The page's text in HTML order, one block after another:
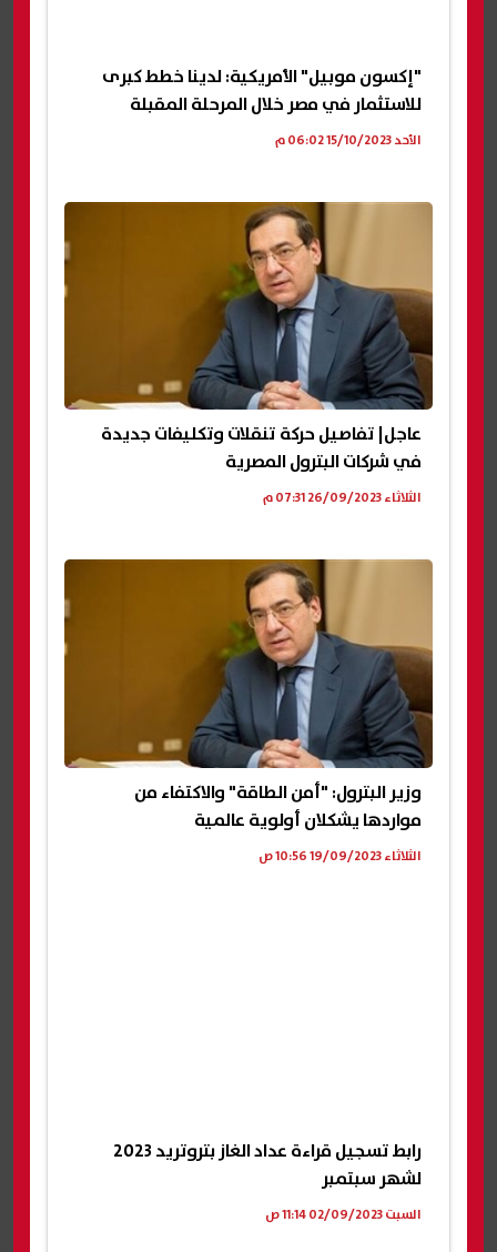
"إكسون موبيل" الأمريكية: لدينا خطط كبرى
للاستثمار في مصر خلال المرحلة المقبلة
الأحد 15/10/2023 06:02 م
عاجل| تفاصيل حركة تنقلات وتكليفات جديدة
في شركات البترول المصرية
الثلاثاء 26/09/2023 07:31 م
وزير البترول: "أمن الطاقة" والاكتفاء من
مواردها يشكلان أولوية عالمية
الثلاثاء 19/09/2023 10:56 ص
رابط تسجيل قراءة عداد الغاز بتروتريد 2023
لشهر سبتمبر
السبت 02/09/2023 11:14 ص